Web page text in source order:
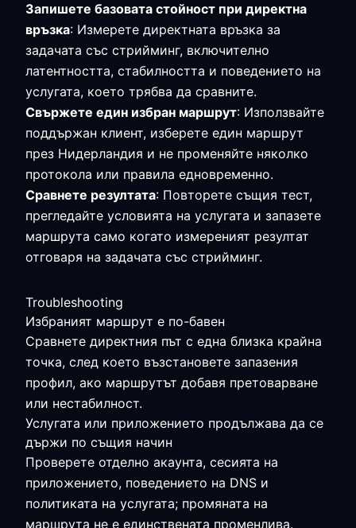
Запишете базовата стойност при директна
връзка: Измерете директната връзка за
задачата със стрийминг, включително
латентността, стабилността и поведението на
услугата, което трябва да сравните.
Свържете един избран маршрут: Използвайте
поддържан клиент, изберете един маршрут
през Нидерландия и не променяйте няколко
протокола или правила едновременно.
Сравнете резултата: Повторете същия тест,
прегледайте условията на услугата и запазете
маршрута само когато измереният резултат
отговаря на задачата със стрийминг.
Troubleshooting
Избраният маршрут е по-бавен
Сравнете директния път с една близка крайна
точка, след което възстановете запазения
профил, ако маршрутът добавя претоварване
или нестабилност.
Услугата или приложението продължава да се
държи по същия начин
Проверете отделно акаунта, сесията на
приложението, поведението на DNS и
политиката на услугата; промяната на
маршрута не е единствената променлива.